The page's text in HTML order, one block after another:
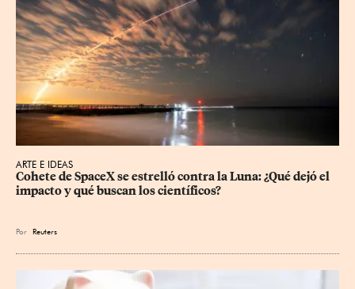
ARTE E IDEAS
Cohete de SpaceX se estrelló contra la Luna: ¿Qué dejó el
impacto y qué buscan los científicos?
Por Reuters